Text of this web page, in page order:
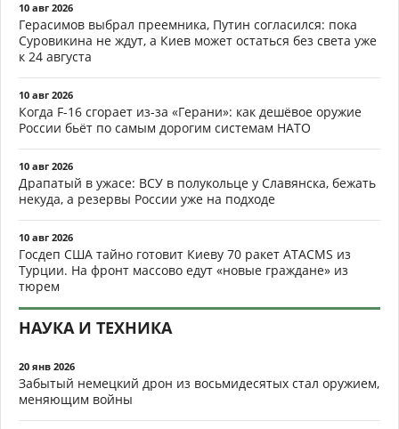
10 авг 2026
Герасимов выбрал преемника, Путин согласился: пока
Суровикина не ждут, а Киев может остаться без света уже
к 24 августа
10 авг 2026
Когда F-16 сгорает из-за «Герани»: как дешёвое оружие
России бьёт по самым дорогим системам НАТО
10 авг 2026
Драпатый в ужасе: ВСУ в полукольце у Славянска, бежать
некуда, а резервы России уже на подходе
10 авг 2026
Госдеп США тайно готовит Киеву 70 ракет ATACMS из
Турции. На фронт массово едут «новые граждане» из
тюрем
НАУКА И ТЕХНИКА
20 янв 2026
Забытый немецкий дрон из восьмидесятых стал оружием,
меняющим войны